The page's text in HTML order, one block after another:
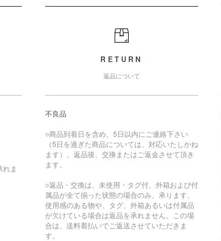
れま
RETURN
返品について
不良品
○商品到着日を含め、5日以内にご連絡下さい
（5日を過ぎた商品については、対応いたしかね
ます）。返品後、交換またはご返金させて頂き
ます。
○返品・交換は、未使用・タグ付、外箱および付
属品が全て揃った状態の場合のみ、承ります。
使用感のある物や、タグ、外箱あるいは付属品
が欠けている場合は返品を承れません。この場
合は、送料着払いでご返送させていただきま
す。